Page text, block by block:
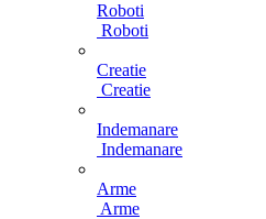
Roboti
Roboti
Creatie
Creatie
Indemanare
Indemanare
Arme
Arme